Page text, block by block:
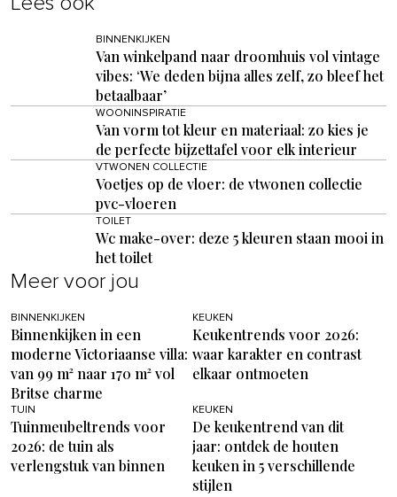
BINNENKIJKEN
Van winkelpand naar droomhuis vol vintage
vibes: ‘We deden bijna alles zelf, zo bleef het
betaalbaar’
WOONINSPIRATIE
Van vorm tot kleur en materiaal: zo kies je
de perfecte bijzettafel voor elk interieur
VTWONEN COLLECTIE
Voetjes op de vloer: de vtwonen collectie
pvc-vloeren
TOILET
Wc make-over: deze 5 kleuren staan mooi in
het toilet
Meer voor jou
BINNENKIJKEN
Binnenkijken in een
moderne Victoriaanse villa:
van 99 m² naar 170 m² vol
Britse charme
KEUKEN
Keukentrends voor 2026:
waar karakter en contrast
elkaar ontmoeten
TUIN
Tuinmeubeltrends voor
2026: de tuin als
verlengstuk van binnen
KEUKEN
De keukentrend van dit
jaar: ontdek de houten
keuken in 5 verschillende
stijlen